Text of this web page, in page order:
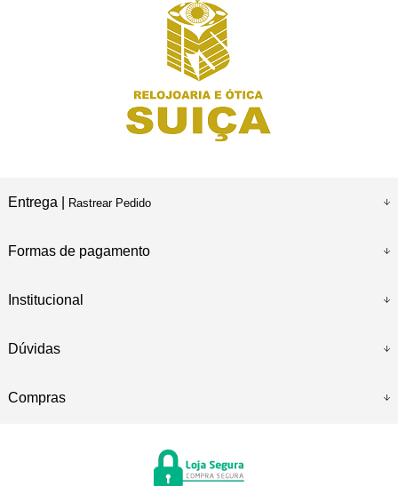
Entrega | Rastrear Pedido
Formas de pagamento
Institucional
Dúvidas
Compras